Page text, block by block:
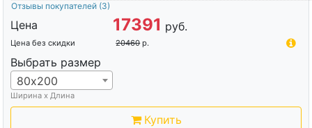
Отзывы покупателей (3)
Цена 17391 руб.
Цена без скидки 20460 р.
Выбрать размер
80х200
Ширина х Длина
Купить